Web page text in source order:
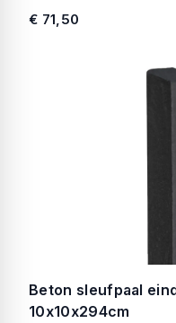
€ 71,50
Beton sleufpaal
10x10x294cm